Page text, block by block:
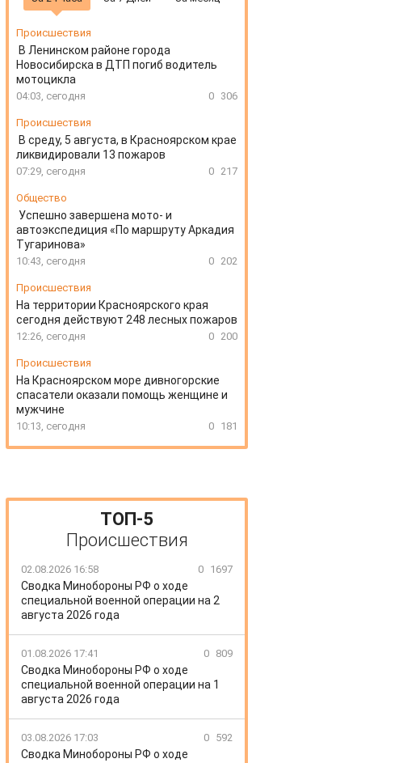
Происшествия
В Ленинском районе города
Новосибирска в ДТП погиб водитель
мотоцикла
04:03, сегодня 0 306
Происшествия
В среду, 5 августа, в Красноярском крае
ликвидировали 13 пожаров
07:29, сегодня 0 217
Общество
Успешно завершена мото- и
автоэкспедиция «По маршруту Аркадия
Тугаринова»
10:43, сегодня 0 202
Происшествия
На территории Красноярского края
сегодня действуют 248 лесных пожаров
12:26, сегодня 0 200
Происшествия
На Красноярском море дивногорские
спасатели оказали помощь женщине и
мужчине
10:13, сегодня 0 181
ТОП-5
Происшествия
02.08.2026 16:58 0 1697
Сводка Минобороны РФ о ходе
специальной военной операции на 2
августа 2026 года
01.08.2026 17:41 0 809
Сводка Минобороны РФ о ходе
специальной военной операции на 1
августа 2026 года
03.08.2026 17:03 0 592
Сводка Минобороны РФ о ходе